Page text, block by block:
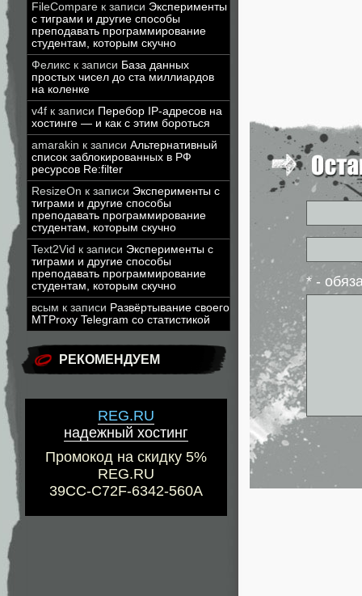
FileCompare к записи Эксперименты
с тиграми и другие способы
преподавать программирование
студентам, которым скучно
Феликс к записи База данных
простых чисел до ста миллиардов
на коленке
v4f к записи Перебор IP-адресов на
хостинге — и как с этим бороться
amarakin к записи Альтернативный
список заблокированных в РФ
ресурсов Re:filter
ResizeOn к записи Эксперименты с
тиграми и другие способы
преподавать программирование
студентам, которым скучно
Text2Vid к записи Эксперименты с
тиграми и другие способы
преподавать программирование
студентам, которым скучно
всым к записи Развёртывание своего
MTProxy Telegram со статистикой
РЕКОМЕНДУЕМ
REG.RU
надежный хостинг
Промокод на скидку 5%
REG.RU
39CC-C72F-6342-560A
* -